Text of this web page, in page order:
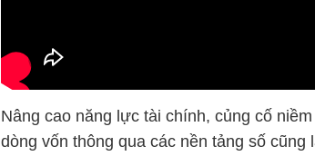
Nâng cao năng lực tài chính, củng cố
dòng vốn thông qua các nền tảng số cũng